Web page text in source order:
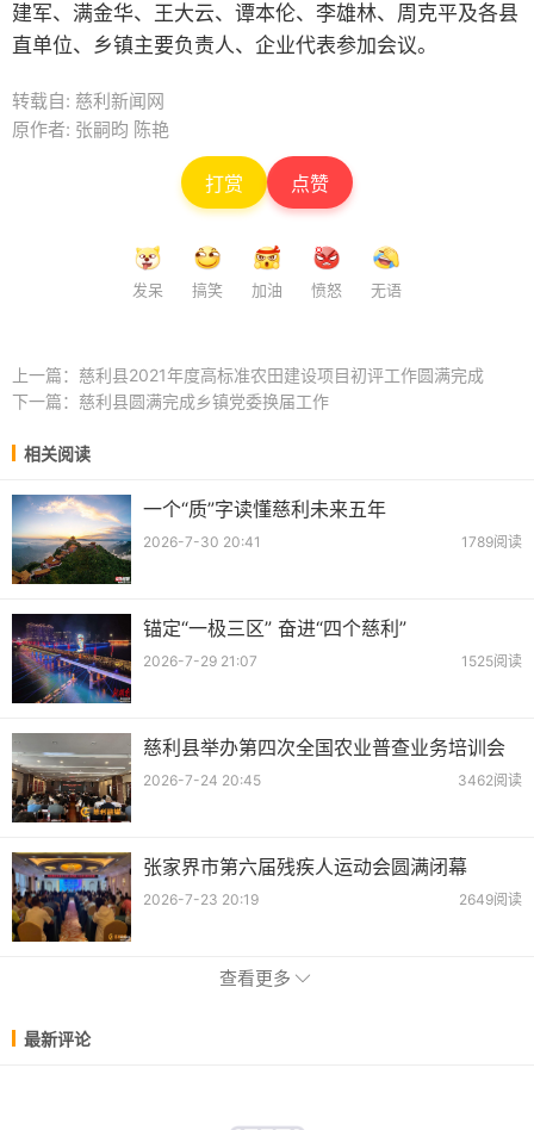
建军、满金华、王大云、谭本伦、李雄林、周克平及各县
直单位、乡镇主要负责人、企业代表参加会议。
转载自: 慈利新闻网
原作者: 张嗣昀 陈艳
打赏 点赞
发呆 搞笑 加油 愤怒 无语
上一篇： 慈利县2021年度高标准农田建设项目初评工作圆满完成
下一篇： 慈利县圆满完成乡镇党委换届工作
相关阅读
一个“质”字读懂慈利未来五年
2026-7-30 20:41 1789阅读
锚定“一极三区” 奋进“四个慈利”
2026-7-29 21:07 1525阅读
慈利县举办第四次全国农业普查业务培训会
2026-7-24 20:45 3462阅读
张家界市第六届残疾人运动会圆满闭幕
2026-7-23 20:19 2649阅读
查看更多
最新评论